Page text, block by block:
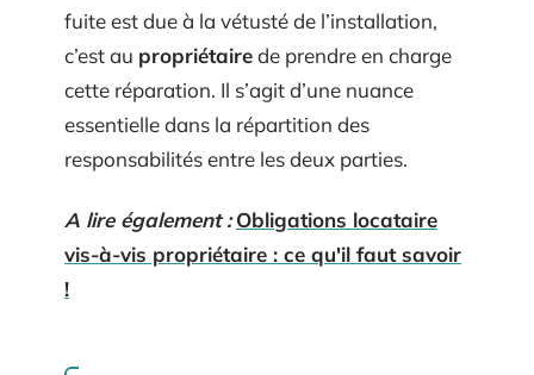
fuite est due à la vétusté de l’installation,
c’est au propriétairede prendre en charge
cette réparation. Il s’agit d’une nuance
essentielle dans la répartition des
responsabilités entre les deux parties.
A lire également : Obligations locataire
vis-à-vis propriétaire : ce qu'il faut savoir
!